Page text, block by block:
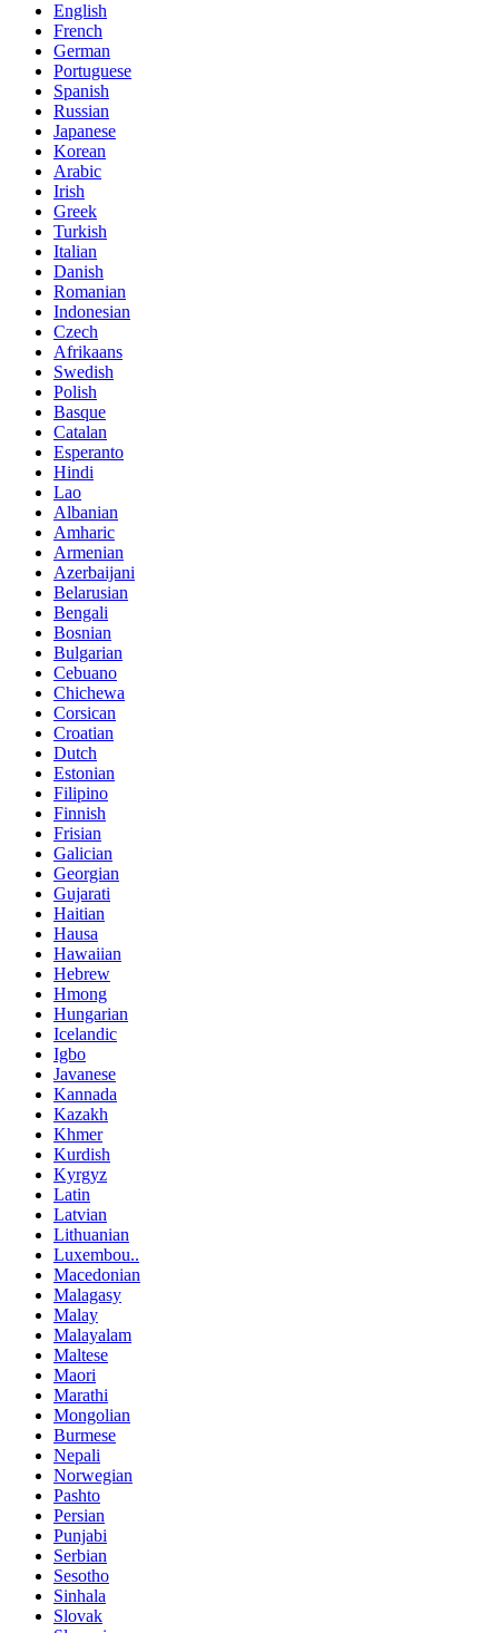
English
French
German
Portuguese
Spanish
Russian
Japanese
Korean
Arabic
Irish
Greek
Turkish
Italian
Danish
Romanian
Indonesian
Czech
Afrikaans
Swedish
Polish
Basque
Catalan
Esperanto
Hindi
Lao
Albanian
Amharic
Armenian
Azerbaijani
Belarusian
Bengali
Bosnian
Bulgarian
Cebuano
Chichewa
Corsican
Croatian
Dutch
Estonian
Filipino
Finnish
Frisian
Galician
Georgian
Gujarati
Haitian
Hausa
Hawaiian
Hebrew
Hmong
Hungarian
Icelandic
Igbo
Javanese
Kannada
Kazakh
Khmer
Kurdish
Kyrgyz
Latin
Latvian
Lithuanian
Luxembou..
Macedonian
Malagasy
Malay
Malayalam
Maltese
Maori
Marathi
Mongolian
Burmese
Nepali
Norwegian
Pashto
Persian
Punjabi
Serbian
Sesotho
Sinhala
Slovak